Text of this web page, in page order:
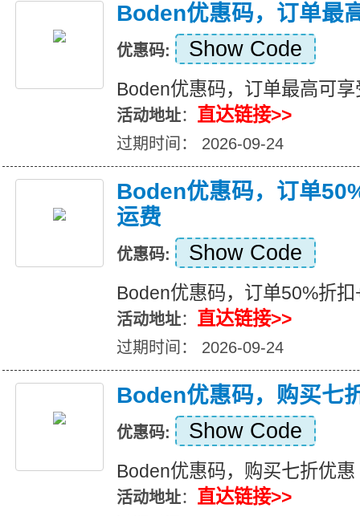
Boden优惠码，订单最
优惠码: Show Code
Boden优惠码，订单最高可
活动地址： 直达链接>>
过期时间： 2026-09-24
Boden优惠码，订单
运费
优惠码: Show Code
Boden优惠码，订单50%折
活动地址： 直达链接>>
过期时间： 2026-09-24
Boden优惠码，购买七
优惠码: Show Code
Boden优惠码，购买七折优惠
活动地址： 直达链接>>